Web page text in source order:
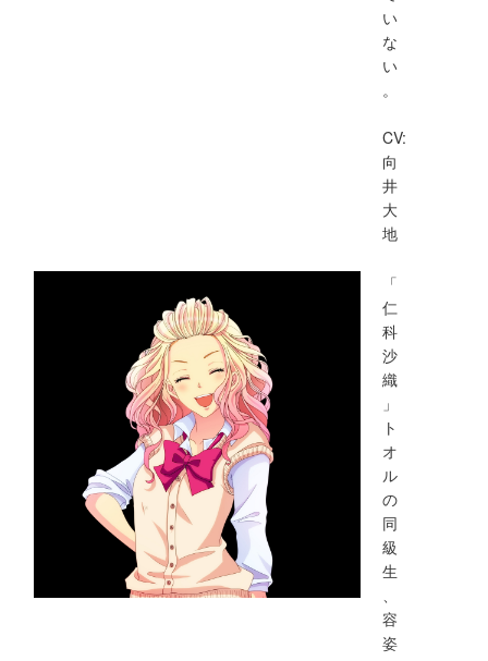
い
な
い
。
CV:
向
井
大
地
「
仁
科
沙
織
」
ト
オ
ル
の
同
級
生
、
容
姿